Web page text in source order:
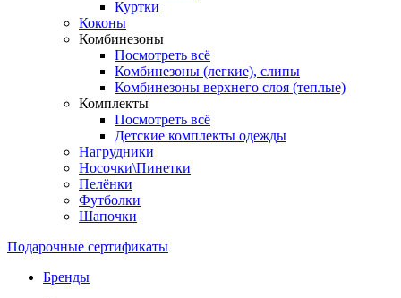
Куртки
Коконы
Комбинезоны
Посмотреть всё
Комбинезоны (легкие), слипы
Комбинезоны верхнего слоя (теплые)
Комплекты
Посмотреть всё
Детские комплекты одежды
Нагрудники
Носочки\Пинетки
Пелёнки
Футболки
Шапочки
Подарочные сертификаты
Бренды